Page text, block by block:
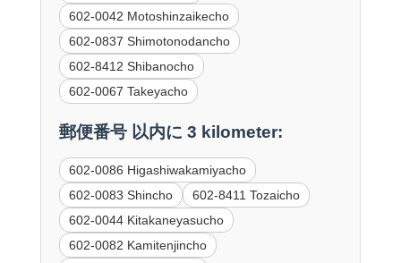
602-0042 Motoshinzaikecho
602-0837 Shimotonodancho
602-8412 Shibanocho
602-0067 Takeyacho
郵便番号 以内に 3 kilometer:
602-0086 Higashiwakamiyacho
602-0083 Shincho
602-8411 Tozaicho
602-0044 Kitakaneyasucho
602-0082 Kamitenjincho